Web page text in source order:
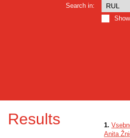
Search in:
Results 1.
Anita